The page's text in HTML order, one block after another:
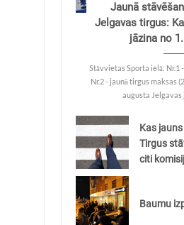
Jaunā
Jelgavas tirgus:
jāzina no
Stāvvietas Sporta ielā: Nr.1
Nr.2 - jaunā tirgus maksas
augusta Jelgavas
Kas
Tirgus
citi
Baumu